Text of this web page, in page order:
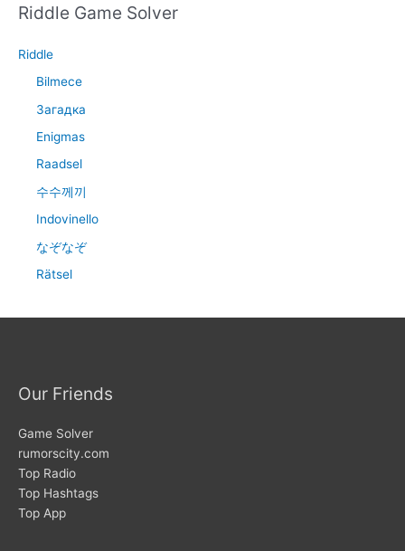
Riddle Game Solver
Riddle
Bilmece
Загадка
Enigmas
Raadsel
수수께끼
Indovinello
なぞなぞ
Rätsel
Our Friends
Game Solver
rumorscity.com
Top Radio
Top Hashtags
Top App